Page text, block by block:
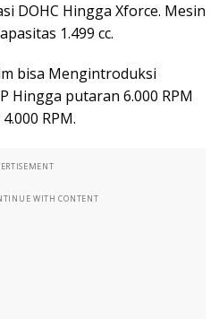
DOHC Hingga Xforce. Mesin
1.499 cc.
bisa Mengintroduksi
Hingga putaran 6.000 RPM
RPM.
WITH CONTENT